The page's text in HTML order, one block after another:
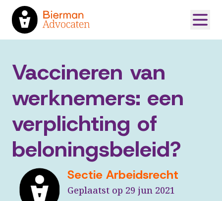
Vaccineren van
werknemers: een
verplichting of
beloningsbeleid?
Sectie Arbeidsrecht
Geplaatst op 29 jun 2021